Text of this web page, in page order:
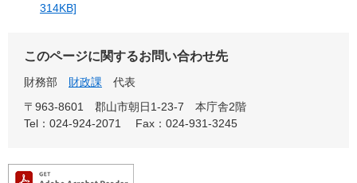
314KB]
このページに関するお問い合わせ先
財務部 財政課
代表
〒963-8601
郡山市朝日1-23-7 本庁舎2階
Tel：024-924-2071
Fax：024-931-3245